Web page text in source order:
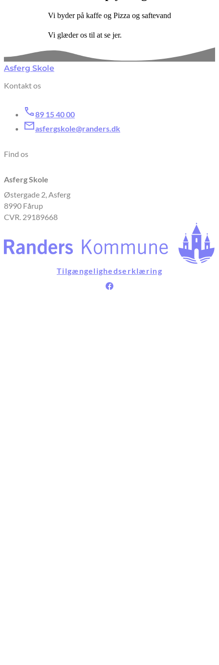
Vi byder på kaffe og Pizza og saftevand
Vi glæder os til at se jer.
Asferg Skole
Kontakt os
89 15 40 00
asfergskole@randers.dk
Find os
Asferg Skole
Østergade 2, Asferg
8990 Fårup
CVR. 29189668
Tilgængelighedserklæring